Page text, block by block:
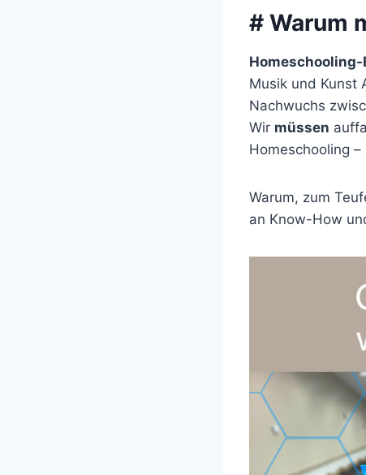
# Warum
Homeschooling-
Musik und Kunst
Nachwuchs
Wir müssen
Homeschooling
Warum, zum
an Know-How